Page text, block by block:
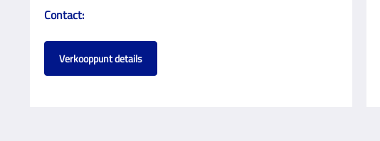
Contact:
Verkooppunt details